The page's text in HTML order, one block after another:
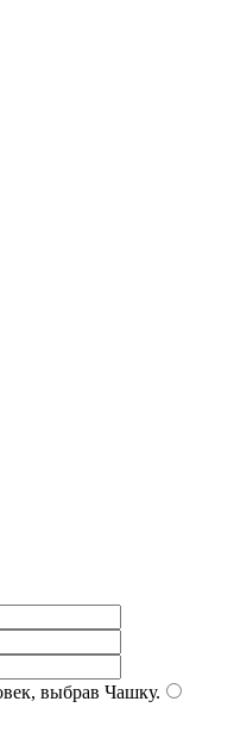
выбрав Чашку.